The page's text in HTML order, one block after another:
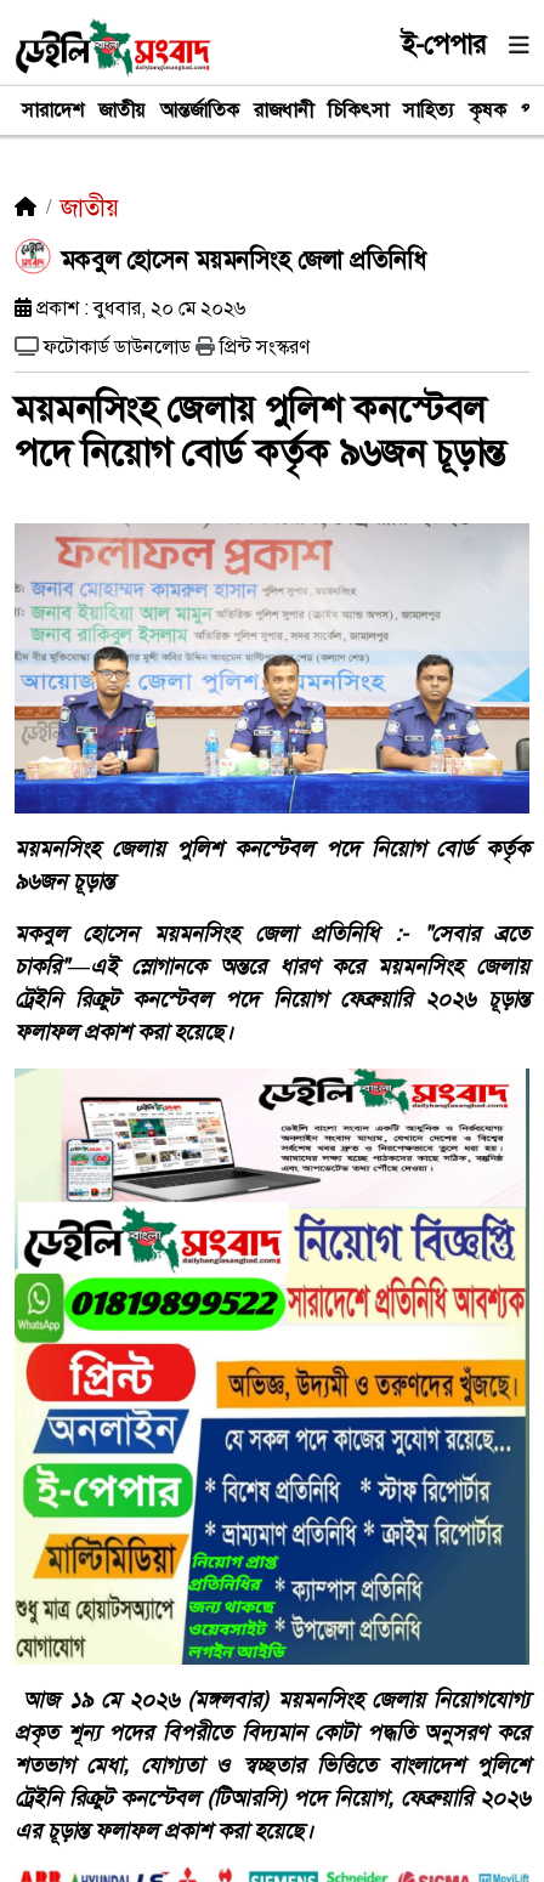
ই-পেপার
সারাদেশ জাতীয় আন্তর্জাতিক রাজধানী চিকিৎসা সাহিত্য কৃষক
জাতীয়
মকবুল হোসেন ময়মনসিংহ জেলা প্রতিনিধি
প্রকাশ : বুধবার, ২০ মে ২০২৬
ফটোকার্ড ডাউনলোড
প্রিন্ট সংস্করণ
ময়মনসিংহ জেলায় পুলিশ কনস্টেবল
পদে নিয়োগ বোর্ড কর্তৃক ৯৬জন চূড়ান্ত
ময়মনসিংহ জেলায় পুলিশ কনস্টেবল পদে নিয়োগ বোর্ড কর্তৃক
৯৬জন চূড়ান্ত
মকবুল হোসেন ময়মনসিংহ জেলা প্রতিনিধি :- "সেবার ব্রতে
চাকরি"—এই স্লোগানকে অন্তরে ধারণ করে ময়মনসিংহ জেলায়
ট্রেইনি রিক্রুট কনস্টেবল পদে নিয়োগ ফেব্রুয়ারি ২০২৬ চূড়ান্ত
ফলাফল প্রকাশ করা হয়েছে।
আজ ১৯ মে ২০২৬ (মঙ্গলবার) ময়মনসিংহ জেলায় নিয়োগযোগ্য
প্রকৃত শূন্য পদের বিপরীতে বিদ্যমান কোটা পদ্ধতি অনুসরণ করে
শতভাগ মেধা, যোগ্যতা ও স্বচ্ছতার ভিত্তিতে বাংলাদেশ পুলিশে
ট্রেইনি রিক্রুট কনস্টেবল (টিআরসি) পদে নিয়োগ, ফেব্রুয়ারি ২০২৬
এর চূড়ান্ত ফলাফল প্রকাশ করা হয়েছে।